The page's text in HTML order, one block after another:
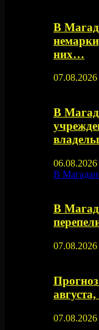
В
них…
07.08.2026
В
06.08.2026
В
В
07.08.2026
07.08.2026